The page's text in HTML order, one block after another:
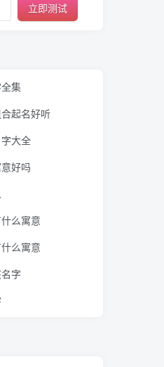
立即测试
集
起名好听
大全
好吗
么寓意
么寓意
字